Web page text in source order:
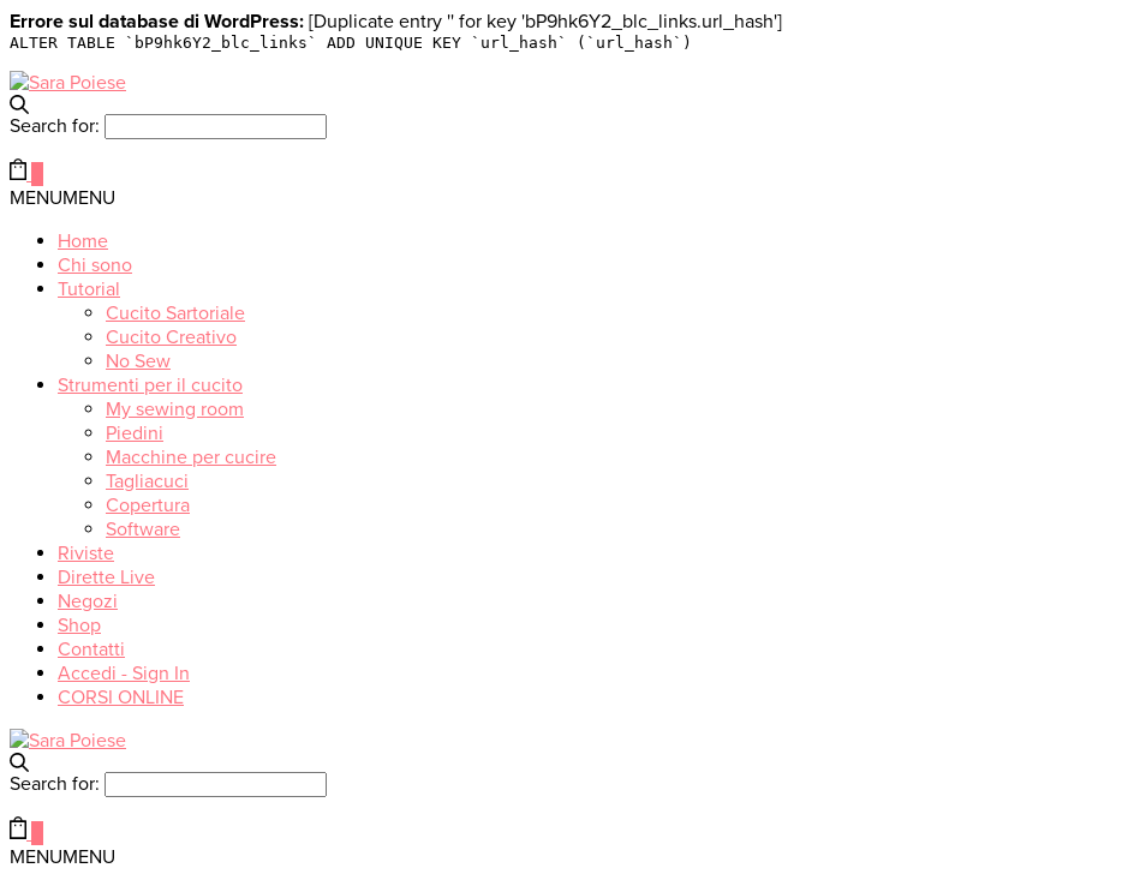
Errore sul database di WordPress: [Duplicate entry '' for key 'bP9hk6Y2_blc_links.url_hash']
ALTER TABLE `bP9hk6Y2_blc_links` ADD UNIQUE KEY `url_hash` (`url_hash`)
Search for:
MENUMENU
Home
Chi sono
Tutorial
Cucito Sartoriale
Cucito Creativo
No Sew
Strumenti per il cucito
My sewing room
Piedini
Macchine per cucire
Tagliacuci
Copertura
Software
Riviste
Dirette Live
Negozi
Shop
Contatti
Accedi - Sign In
CORSI ONLINE
Search for:
MENUMENU